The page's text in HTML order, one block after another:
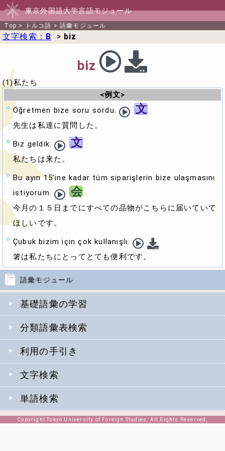
東京外国語大学言語モジュール
Top > トルコ語 >語彙モジュール
語彙モジュール
基礎語彙の学習
分類語彙表検索
利用の手引き
文字検索
単語検索
文字検索： B > biz
biz
(1)私たち
<例文>
Öğretmen bize soru sordu.
文
先生は私達に質問した。
Biz geldik. 文
私たちは来た。
Bu ayın 15’ine kadar tüm siparişlerin bize ulaşmasını
istiyorum.
会
今月の１５日までにすべての品物がこちらに届いていて
ほしいです。
Çubuk bizim için çok kullanışlı.
箸は私たちにとってとても便利です。
Copyright Tokyo University of Foreign Studies, All Rights Reserved,